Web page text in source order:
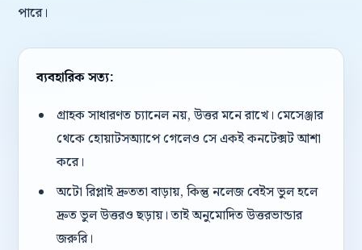
পারে।
ব্যবহারিক সত্য:
গ্রাহক সাধারণত চ্যানেল নয়, উত্তর মনে রাখে। মেসেঞ্জার
থেকে হোয়াটসঅ্যাপে গেলেও সে একই কনটেক্সট আশা
করে।
অটো রিপ্লাই দ্রুততা বাড়ায়, কিন্তু নলেজ বেইস ভুল হলে
দ্রুত ভুল উত্তরও ছড়ায়। তাই অনুমোদিত উত্তরভান্ডার
জরুরি।